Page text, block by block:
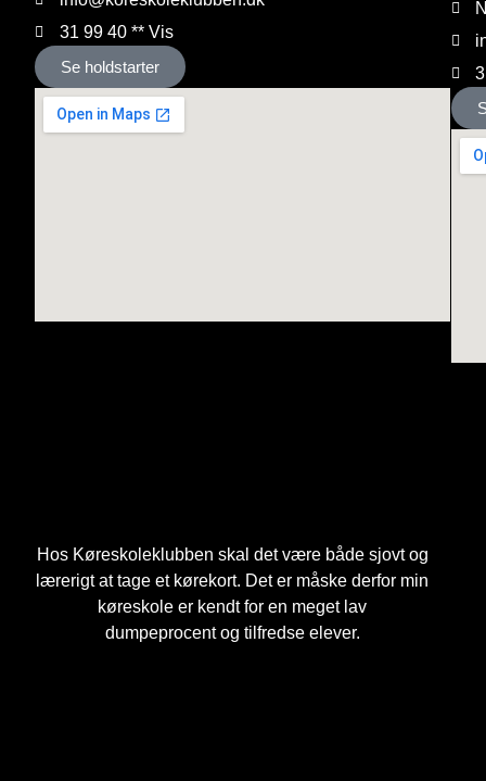
31 99 40 ** Vis
Se holdstarter
Hos Køreskoleklubben skal det være både sjovt og
lærerigt at tage et kørekort. Det er måske derfor min
køreskole er kendt for en meget lav
dumpeprocent og tilfredse elever.